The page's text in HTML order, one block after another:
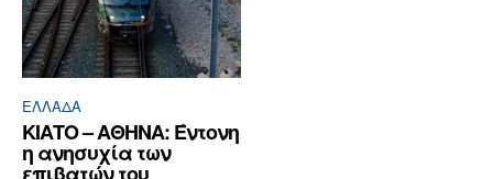
ΕΛΛΆΔΑ
ΚΙΑΤΟ – ΑΘΗΝΑ: Έντονη
η ανησυχία των
επιβατών του